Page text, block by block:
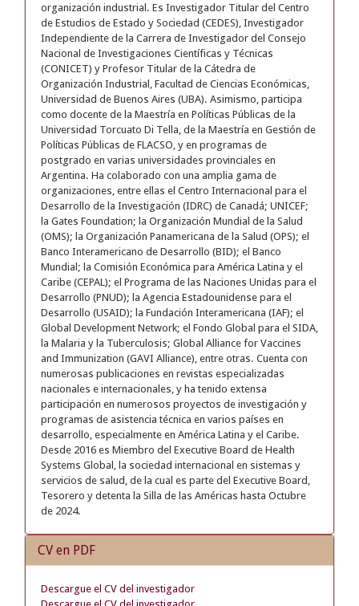
organización industrial. Es Investigador Titular del Centro
de Estudios de Estado y Sociedad (CEDES), Investigador
Independiente de la Carrera de Investigador del Consejo
Nacional de Investigaciones Científicas y Técnicas
(CONICET) y Profesor Titular de la Cátedra de
Organización Industrial, Facultad de Ciencias Económicas,
Universidad de Buenos Aires (UBA). Asimismo, participa
como docente de la Maestría en Políticas Públicas de la
Universidad Torcuato Di Tella, de la Maestría en Gestión de
Políticas Públicas de FLACSO, y en programas de
postgrado en varias universidades provinciales en
Argentina. Ha colaborado con una amplia gama de
organizaciones, entre ellas el Centro Internacional para el
Desarrollo de la Investigación (IDRC) de Canadá; UNICEF;
la Gates Foundation; la Organización Mundial de la Salud
(OMS); la Organización Panamericana de la Salud (OPS); el
Banco Interamericano de Desarrollo (BID); el Banco
Mundial; la Comisión Económica para América Latina y el
Caribe (CEPAL); el Programa de las Naciones Unidas para el
Desarrollo (PNUD); la Agencia Estadounidense para el
Desarrollo (USAID); la Fundación Interamericana (IAF); el
Global Development Network; el Fondo Global para el SIDA,
la Malaria y la Tuberculosis; Global Alliance for Vaccines
and Immunization (GAVI Alliance), entre otras. Cuenta con
numerosas publicaciones en revistas especializadas
nacionales e internacionales, y ha tenido extensa
participación en numerosos proyectos de investigación y
programas de asistencia técnica en varios países en
desarrollo, especialmente en América Latina y el Caribe.
Desde 2016 es Miembro del Executive Board de Health
Systems Global, la sociedad internacional en sistemas y
servicios de salud, de la cual es parte del Executive Board,
Tesorero y detenta la Silla de las Américas hasta Octubre
de 2024.
CV en PDF
Descargue el CV del investigador